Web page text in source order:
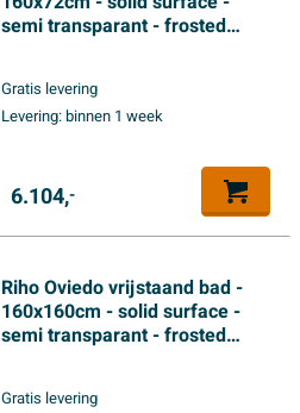
semi transparant - frosted
Gratis levering
Levering:binnen 1 week
6.104,-
Riho Oviedo vrijstaand bad -
160x160cm - solid surface -
semi transparant - frosted
Gratis levering